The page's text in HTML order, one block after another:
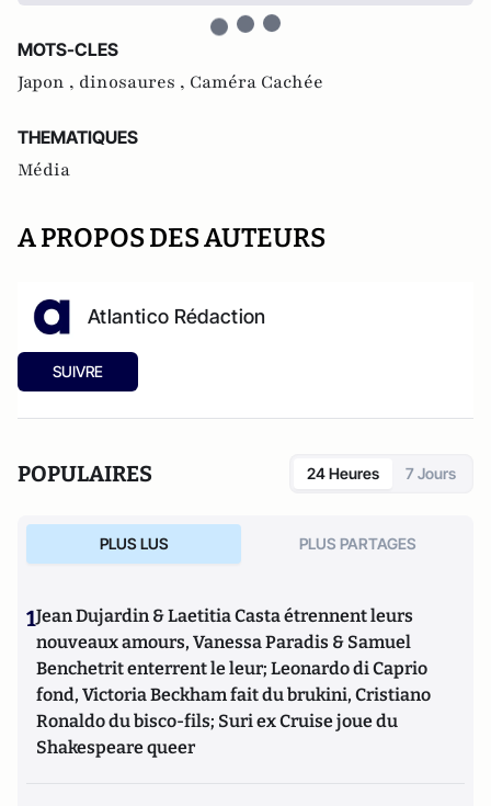
MOTS-CLES
Japon , dinosaures , Caméra Cachée
THEMATIQUES
Média
A PROPOS DES AUTEURS
Atlantico Rédaction
SUIVRE
POPULAIRES 24 Heures 7 Jours
PLUS LUS PLUS PARTAGES
1Jean Dujardin & Laetitia Casta étrennent leurs
nouveaux amours, Vanessa Paradis & Samuel
Benchetrit enterrent le leur; Leonardo di Caprio
fond, Victoria Beckham fait du brukini, Cristiano
Ronaldo du bisco-fils; Suri ex Cruise joue du
Shakespeare queer